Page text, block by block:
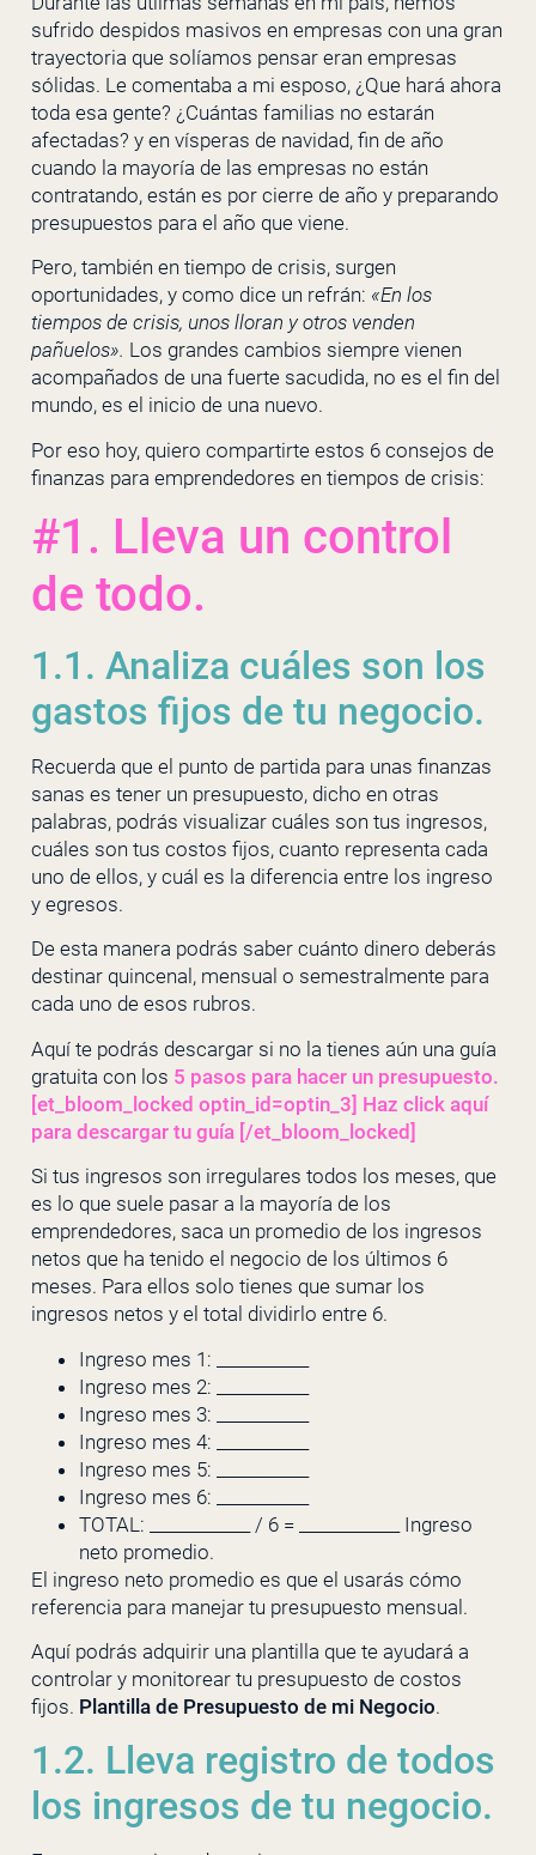
sufrido despidos masivos en empresas con una gran
trayectoria que solíamos pensar eran empresas
sólidas. Le comentaba a mi esposo, ¿Que hará ahora
toda esa gente? ¿Cuántas familias no estarán
afectadas? y en vísperas de navidad, fin de año
cuando la mayoría de las empresas no están
contratando, están es por cierre de año y preparando
presupuestos para el año que viene.
Pero, también en tiempo de crisis, surgen
oportunidades, y como dice un refrán: «En los
tiempos de crisis, unos lloran y otros venden
pañuelos». Los grandes cambios siempre vienen
acompañados de una fuerte sacudida, no es el fin del
mundo, es el inicio de una nuevo.
Por eso hoy, quiero compartirte estos 6 consejos de
finanzas para emprendedores en tiempos de crisis:
#1. Lleva un control
de todo.
1.1. Analiza cuáles son los
gastos fijos de tu negocio.
Recuerda que el punto de partida para unas finanzas
sanas es tener un presupuesto, dicho en otras
palabras, podrás visualizar cuáles son tus ingresos,
cuáles son tus costos fijos, cuanto representa cada
uno de ellos, y cuál es la diferencia entre los ingreso
y egresos.
De esta manera podrás saber cuánto dinero deberás
destinar quincenal, mensual o semestralmente para
cada uno de esos rubros.
Aquí te podrás descargar si no la tienes aún una guía
gratuita con los 5 pasos para hacer un presupuesto.
[et_bloom_locked optin_id=optin_3] Haz click aquí
para descargar tu guía [/et_bloom_locked]
Si tus ingresos son irregulares todos los meses, que
es lo que suele pasar a la mayoría de los
emprendedores, saca un promedio de los ingresos
netos que ha tenido el negocio de los últimos 6
meses. Para ellos solo tienes que sumar los
ingresos netos y el total dividirlo entre 6.
Ingreso mes 1: ___________
Ingreso mes 2: ___________
Ingreso mes 3: ___________
Ingreso mes 4: ___________
Ingreso mes 5: ___________
Ingreso mes 6: ___________
TOTAL: ____________ / 6 = ____________ Ingreso
neto promedio.
El ingreso neto promedio es que el usarás cómo
referencia para manejar tu presupuesto mensual.
Aquí podrás adquirir una plantilla que te ayudará a
controlar y monitorear tu presupuesto de costos
fijos. Plantilla de Presupuesto de mi Negocio.
1.2. Lleva registro de todos
los ingresos de tu negocio.